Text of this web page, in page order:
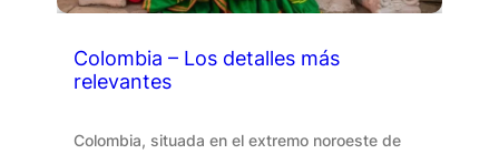
Colombia – Los detalles más
relevantes
Colombia, situada en el extremo noroeste de